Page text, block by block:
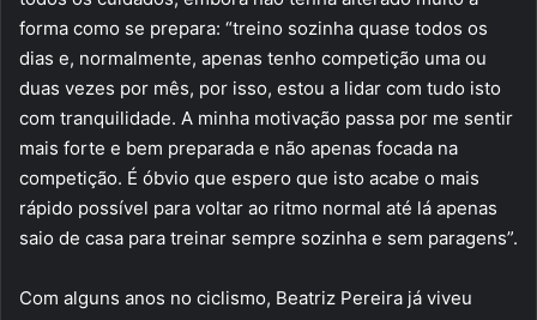
forma como se prepara: “treino sozinha quase todos os
dias e, normalmente, apenas tenho competição uma ou
duas vezes por mês, por isso, estou a lidar com tudo isto
com tranquilidade. A minha motivação passa por me sentir
mais forte e bem preparada e não apenas focada na
competição. É óbvio que espero que isto acabe o mais
rápido possível para voltar ao ritmo normal até lá apenas
saio de casa para treinar sempre sozinha e sem paragens”.
Com alguns anos no ciclismo, Beatriz Pereira já viveu